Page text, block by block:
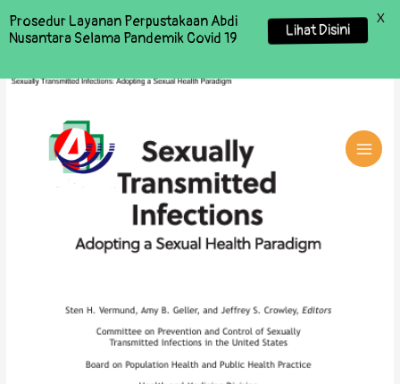
Prosedur Layanan Perpustakaan Abdi
Nusantara Selama Pandemik Covid 19
Lihat Disini
X